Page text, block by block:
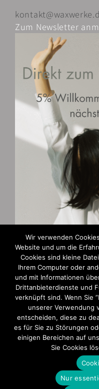
Zum Newsletter
Zahlungsarten
AGB und Widerruf
Impressum
Wir verwenden
Website und um die
Cookies sind kleine
Ihrem Computer oder
und mit Informationen
Drittanbieterdienste und
verknüpft sind. Wenn Sie
unserer Verwendung
entscheiden, diese zu
es für Sie zu Störungen
einigen Bereichen auf
Sie Cookies
Nur